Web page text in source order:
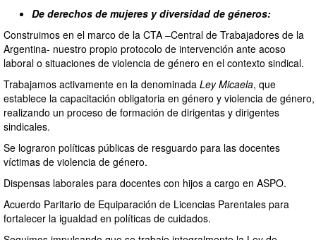
De derechos de mujeres y diversidad de géneros:
Construimos en el marco de la CTA –Central de Trabajadores de la
Argentina- nuestro propio protocolo de intervención ante acoso
laboral o situaciones de violencia de género en el contexto sindical.
Trabajamos activamente en la denominada Ley Micaela, que
establece la capacitación obligatoria en género y violencia de género,
realizando un proceso de formación de dirigentas y dirigentes
sindicales.
Se lograron políticas públicas de resguardo para las docentes
víctimas de violencia de género.
Dispensas laborales para docentes con hijos a cargo en ASPO.
Acuerdo Paritario de Equiparación de Licencias Parentales para
fortalecer la igualdad en políticas de cuidados.